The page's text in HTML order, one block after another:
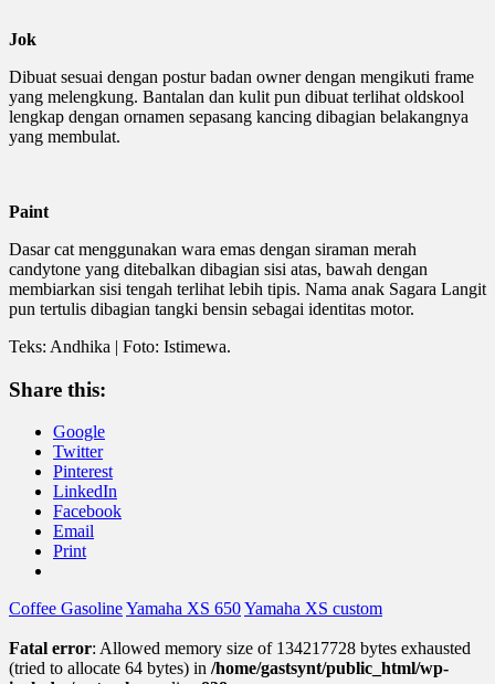
Jok
Dibuat sesuai dengan postur badan owner dengan mengikuti frame
yang melengkung. Bantalan dan kulit pun dibuat terlihat oldskool
lengkap dengan ornamen sepasang kancing dibagian belakangnya
yang membulat.
Paint
Dasar cat menggunakan wara emas dengan siraman merah
candytone yang ditebalkan dibagian sisi atas, bawah dengan
membiarkan sisi tengah terlihat lebih tipis. Nama anak Sagara Langit
pun tertulis dibagian tangki bensin sebagai identitas motor.
Teks: Andhika | Foto: Istimewa.
Share this:
Google
Twitter
Pinterest
LinkedIn
Facebook
Email
Print
Coffee GasolineYamaha XS 650Yamaha XS custom
Fatal error: Allowed memory size of 134217728 bytes exhausted
(tried to allocate 64 bytes) in /home/gastsynt/public_html/wp-